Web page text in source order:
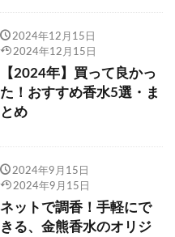
2024年12月15日
2024年12月15日
【2024年】買って良かっ
た！おすすめ香水5選・ま
とめ
2024年9月15日
2024年9月15日
ネットで調香！手軽にで
きる、金熊香水のオリジ